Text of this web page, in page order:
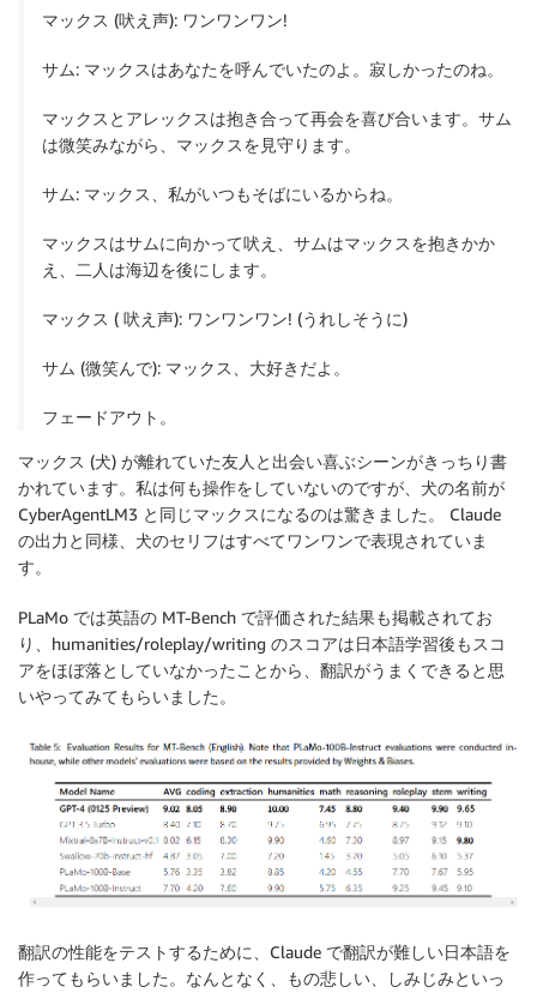
マックス (吠え声): ワンワンワン!
サム: マックスはあなたを呼んでいたのよ。寂しかったのね。
マックスとアレックスは抱き合って再会を喜び合います。サム
は微笑みながら、マックスを見守ります。
サム: マックス、私がいつもそばにいるからね。
マックスはサムに向かって吠え、サムはマックスを抱きかか
え、二人は海辺を後にします。
マックス ( 吠え声): ワンワンワン! (うれしそうに)
サム (微笑んで): マックス、大好きだよ。
フェードアウト。
マックス (犬) が離れていた友人と出会い喜ぶシーンがきっちり書
かれています。私は何も操作をしていないのですが、犬の名前が
CyberAgentLM3 と同じマックスになるのは驚きました。 Claude
の出力と同様、犬のセリフはすべてワンワンで表現されていま
す。
PLaMo では英語の MT-Bench で評価された結果も掲載されてお
り、humanities/roleplay/writing のスコアは日本語学習後もスコ
アをほぼ落としていなかったことから、翻訳がうまくできると思
いやってみてもらいました。
翻訳の性能をテストするために、Claude で翻訳が難しい日本語を
作ってもらいました。なんとなく、もの悲しい、しみじみといっ